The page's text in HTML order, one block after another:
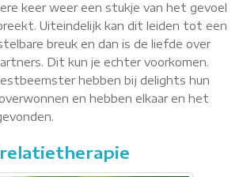
keer weer een stukje van het gevoel
Uiteindelijk kan dit leiden tot een
breuk en dan is de liefde over
Dit kun je echter voorkomen.
hebben bij delights hun
en hebben elkaar en het